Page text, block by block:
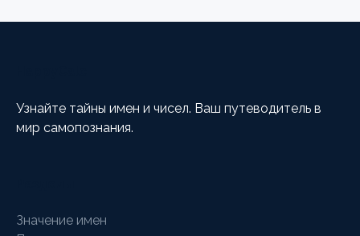
Узнайте тайны имен и чисел. Ваш путеводитель в
мир самопознания.
Значение имен